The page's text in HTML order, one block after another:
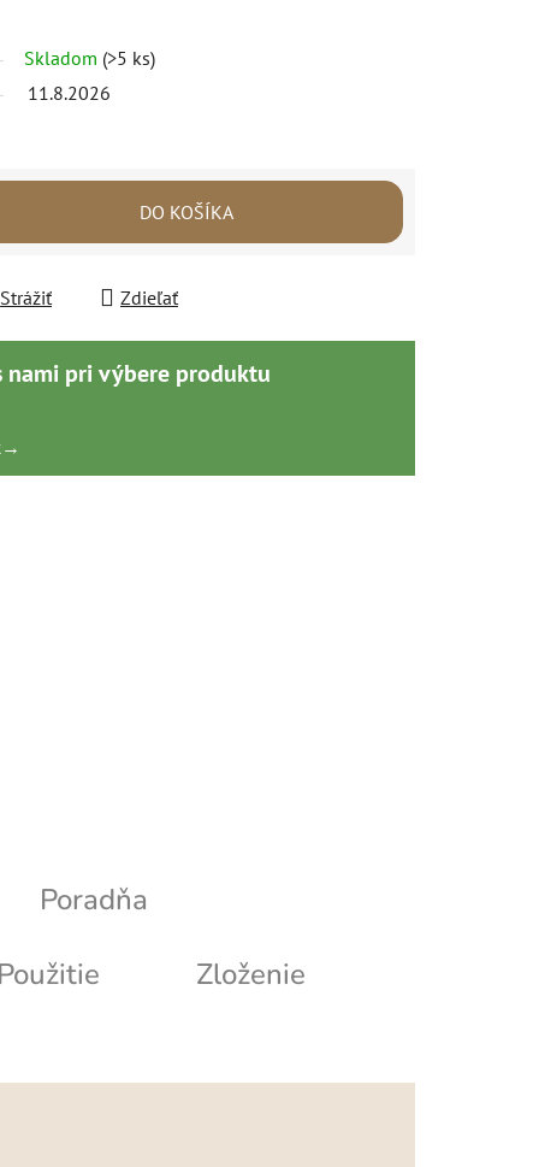
Skladom (>5 ks)
11.8.2026
DO KOŠÍKA
Strážiť Zdieľať
nami pri výbere produktu
→
Poradňa
Použitie
Zloženie